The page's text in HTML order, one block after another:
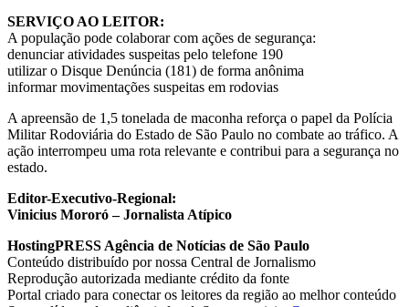
SERVIÇO AO LEITOR:
A população pode colaborar com ações de segurança:
denunciar atividades suspeitas pelo telefone 190
utilizar o Disque Denúncia (181) de forma anônima
informar movimentações suspeitas em rodovias
A apreensão de 1,5 tonelada de maconha reforça o papel da Polícia
Militar Rodoviária do Estado de São Paulo no combate ao tráfico. A
ação interrompeu uma rota relevante e contribui para a segurança no
estado.
Editor-Executivo-Regional:
Vinicius Mororó – Jornalista Atípico
HostingPRESS Agência de Notícias de São Paulo
Conteúdo distribuído por nossa Central de Jornalismo
Reprodução autorizada mediante crédito da fonte
Portal criado para conectar os leitores da região ao melhor conteúdo